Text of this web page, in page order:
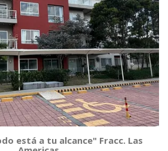
está a tu alcance" Fracc. Las